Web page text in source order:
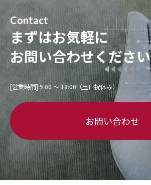
Contact
まずはお気軽に
お問い合わせください
[営業時間] 9:00 〜 18:00（土日祝休み）
お問い合わせ